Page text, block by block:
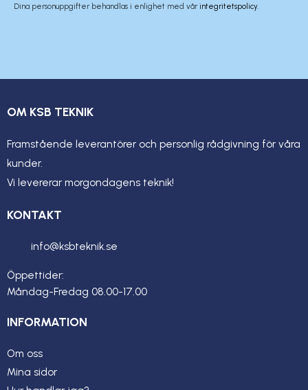
Dina personuppgifter behandlas i enlighet med vårintegritetspolicy
OM KSB TEKNIK
Framstående leverantörer och personlig rådgivning för våra
kunder.
Vi levererar morgondagens teknik!
KONTAKT
info@ksbteknik.se
Öppettider:
Måndag-Fredag 08.00-17.00
INFORMATION
Om oss
Mina sidor